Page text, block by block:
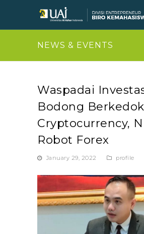
NEWS & EVENTS
Waspadai
Bodong Berkedok
Cryptocurrency,
Robot Forex
January 29, 2022 profile